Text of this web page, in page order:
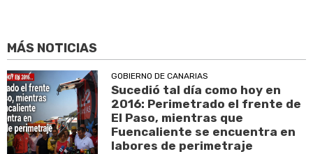
MÁS NOTICIAS
GOBIERNO DE CANARIAS
Sucedió tal día como hoy en
2016: Perimetrado el frente de
El Paso, mientras que
Fuencaliente se encuentra en
labores de perimetraje